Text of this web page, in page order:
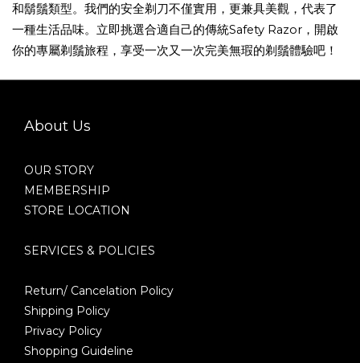
和鬍鬚類型。我們的安全剃刀不僅實用，更兼具美觀，代表了
一種生活品味。立即挑選合適自己的傳統Safety Razor ，開啟
你的專屬剃鬚旅程，享受一次又一次完美無瑕的剃鬚體驗吧！
About Us
OUR STORY
MEMBERSHIP
STORE LOCATION
SERVICES & POLICIES
Return/ Cancelation Policy
Shipping Policy
Privacy Policy
Shopping Guideline